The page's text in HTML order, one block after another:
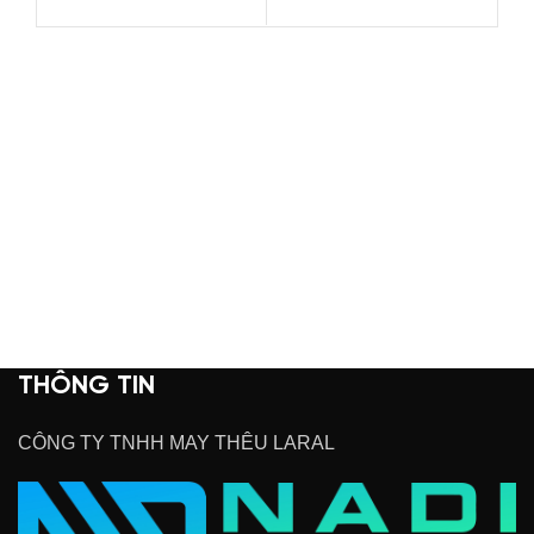
THÔNG TIN
CÔNG TY TNHH MAY THÊU LARAL